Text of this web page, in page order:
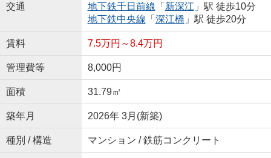
交通
地下鉄千日前線 「 新深江 」駅 徒歩10分
地下鉄中央線 「 深江橋 」駅 徒歩20分
賃料 7.5万円～8.4万円
管理費等 8,000円
面積 31.79㎡
築年月 2026年 3月(新築)
種別 / 構造 マンション / 鉄筋コンクリート